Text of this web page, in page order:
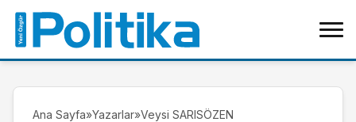
Ana Sayfa»Yazarlar»Veysi SARISÖZEN